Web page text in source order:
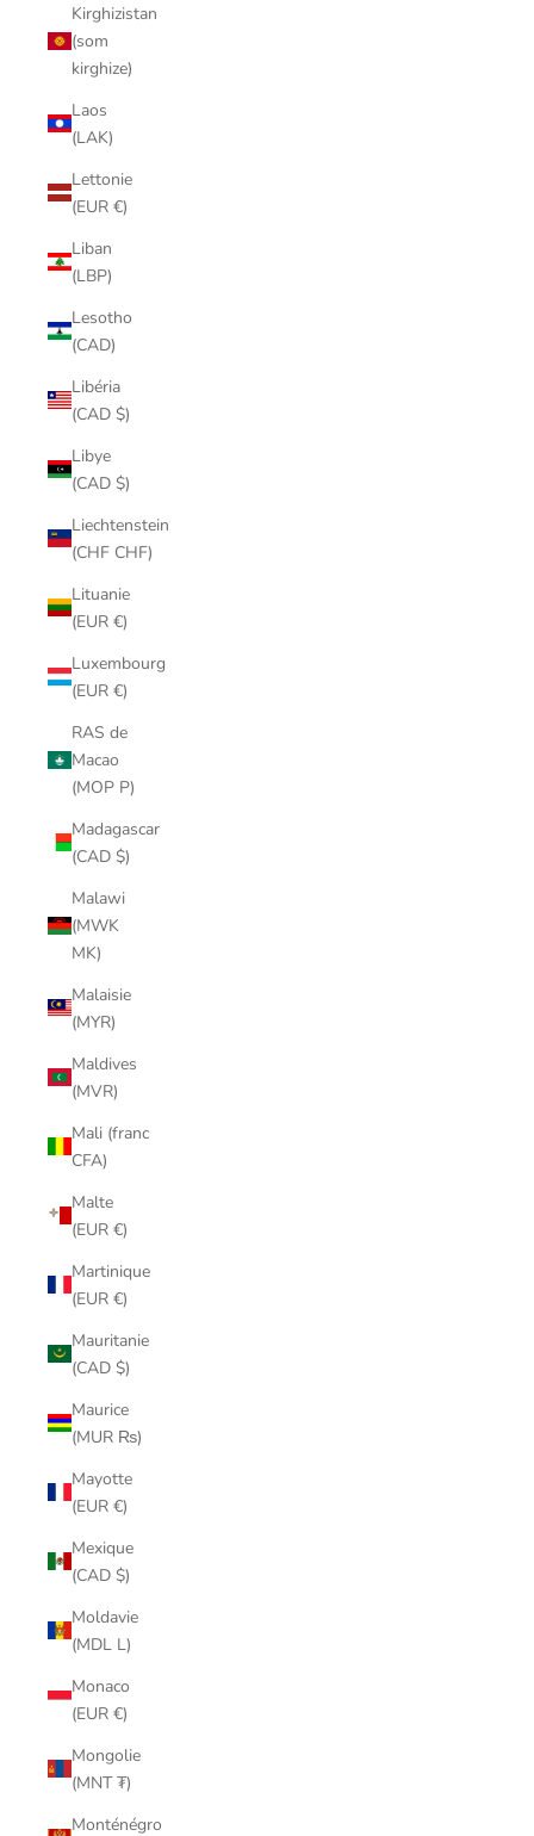
Kirghizistan
(som
kirghize)
Laos
(LAK)
Lettonie
(EUR €)
Liban
(LBP)
Lesotho
(CAD)
Libéria
(CAD $)
Libye
(CAD $)
Liechtenstein
(CHF CHF)
Lituanie
(EUR €)
Luxembourg
(EUR €)
RAS de
Macao
(MOP P)
Madagascar
(CAD $)
Malawi
(MWK
MK)
Malaisie
(MYR)
Maldives
(MVR)
Mali (franc
CFA)
Malte
(EUR €)
Martinique
(EUR €)
Mauritanie
(CAD $)
Maurice
(MUR ₨)
Mayotte
(EUR €)
Mexique
(CAD $)
Moldavie
(MDL L)
Monaco
(EUR €)
Mongolie
(MNT ₮)
Monténégro